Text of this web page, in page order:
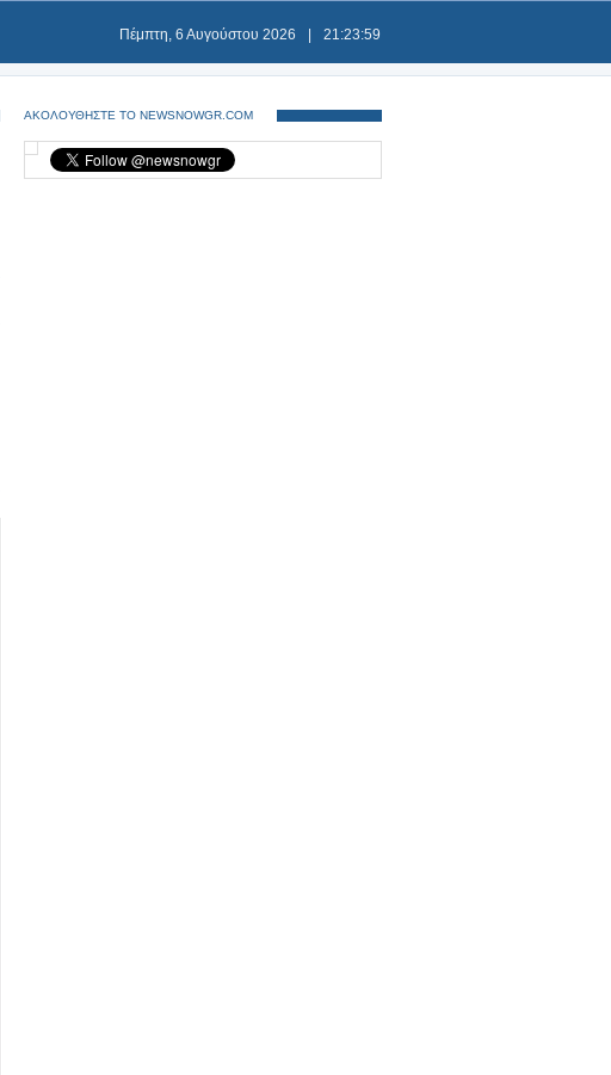
Πέμπτη, 6 Αυγούστου 2026 21:24:00
ΑΚΟΛΟΥΘΗΣΤΕ ΤΟ NEWSNOWGR.COM